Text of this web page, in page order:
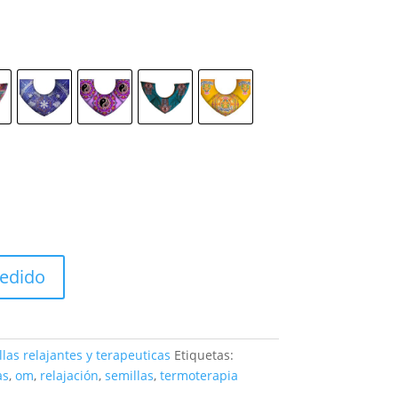
relajantes y terapeuticas Etiquetas:
, om, relajación, semillas, termoterapia